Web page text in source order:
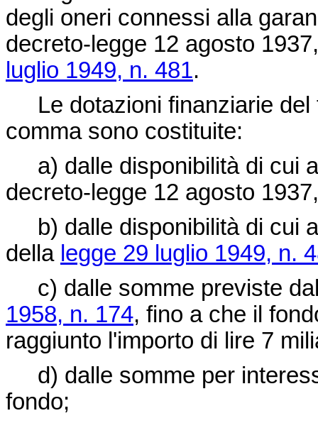
degli oneri connessi alla
decreto-legge 12 agosto
luglio 1949, n. 481.
Le dotazioni finanziarie del
comma sono costituite:
a) dalle disponibilità di cui
decreto-legge 12 agosto
b) dalle disponibilità di cui
della legge 29 luglio 1949, n.
c) dalle somme previste
1958, n. 174, fino a che il
raggiunto l'importo di lire 7
d) dalle somme per
fondo;